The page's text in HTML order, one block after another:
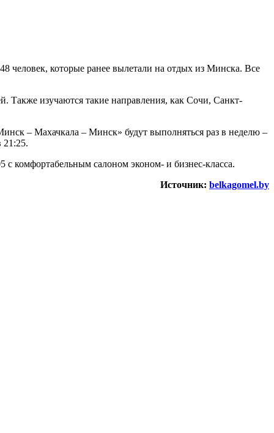
человек, которые ранее вылетали на отдых из Минска. Все
Также изучаются такие направления, как Сочи, Санкт-
– Махачкала – Минск» будут выполняться раз в неделю –
с комфортабельным салоном эконом- и бизнес-класса.
Источник: belkagomel.by